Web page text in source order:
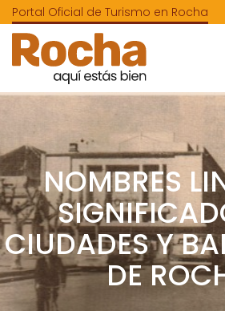
Portal Oficial de Turismo en Rocha
NOMBRES
CIUDADES Y
DE